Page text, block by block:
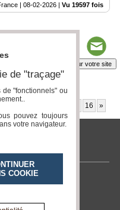
| 08-02-2026 | Vu 19597 fois
Insérez sur votre site
16 »
de "traçage"
"fonctionnels" ou
pouvez toujours
votre navigateur.
COOKIE